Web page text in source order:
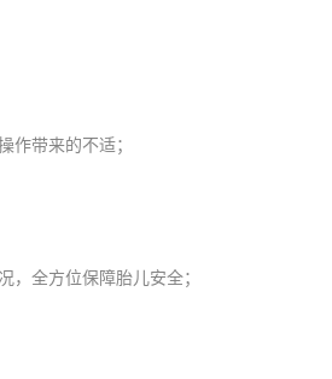
带来的不适；
全方位保障胎儿安全；